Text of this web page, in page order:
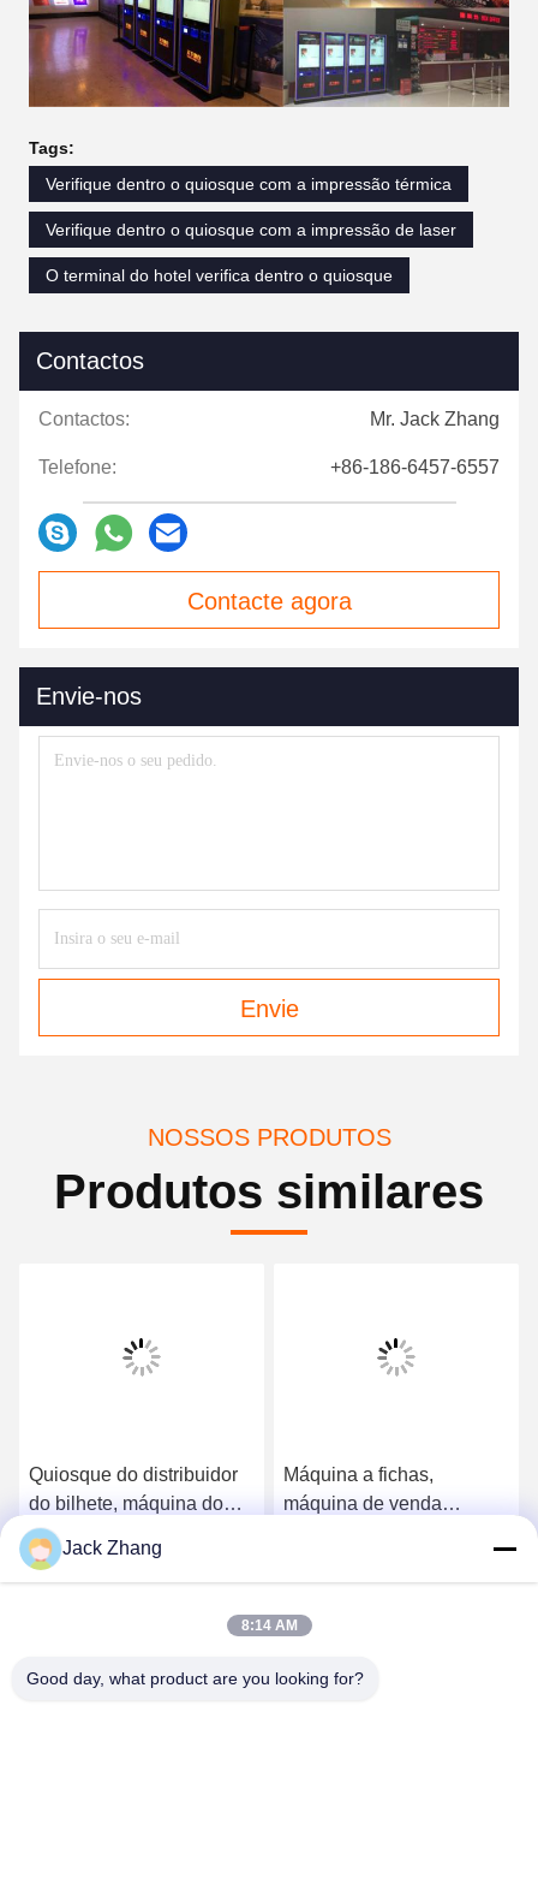
Tags:
Verifique dentro o quiosque com a impressão térmica
Verifique dentro o quiosque com a impressão de laser
O terminal do hotel verifica dentro o quiosque
Contactos
Contactos: Mr. Jack Zhang
Telefone: +86-186-6457-6557
Contacte agora
Envie-nos
Envie
NOSSOS PRODUTOS
Produtos similares
Quiosque do distribuidor
do bilhete, máquina do
bilhete da fila com a tela
de toque do andróide
Obtenha o melhor preço
Máquina a fichas,
máquina de venda
magnético sem fio
Jack Zhang
8:14 AM
Good day, what product are you looking for?